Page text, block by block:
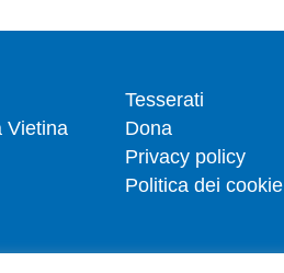
Vietina
Tesserati
Dona
Privacy policy
Politica dei cookie